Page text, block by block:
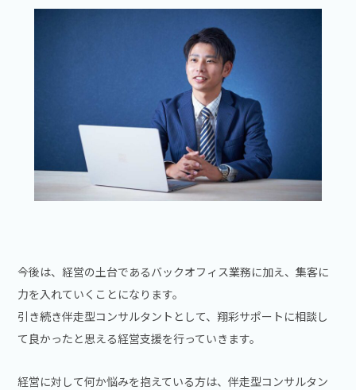
今後は、経営の土台であるバックオフィス業務に加え、集客に
力を入れていくことになります。
引き続き伴走型コンサルタントとして、翔彩サポートに相談し
て良かったと思える経営支援を行っていきます。
経営に対して何か悩みを抱えている方は、伴走型コンサルタン